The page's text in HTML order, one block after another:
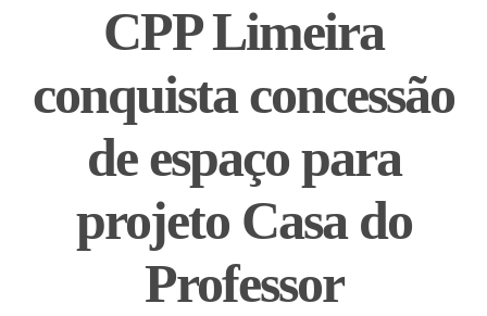
CPP Limeira
conquista concessão
de espaço para
projeto Casa do
Professor